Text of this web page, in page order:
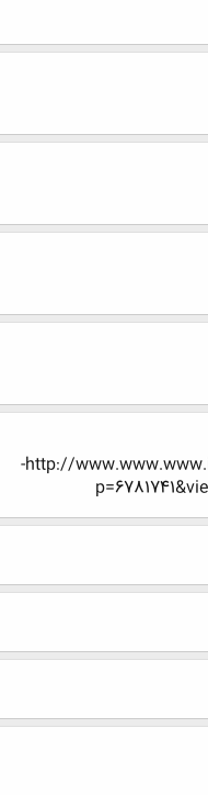
http://www.www.www.iran-eng.ir/showthread.php/479861-